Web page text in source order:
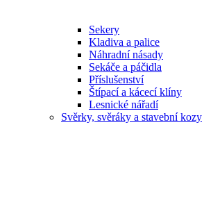
Sekery
Kladiva a palice
Náhradní násady
Sekáče a páčidla
Příslušenství
Štípací a kácecí klíny
Lesnické nářadí
Svěrky, svěráky a stavební kozy